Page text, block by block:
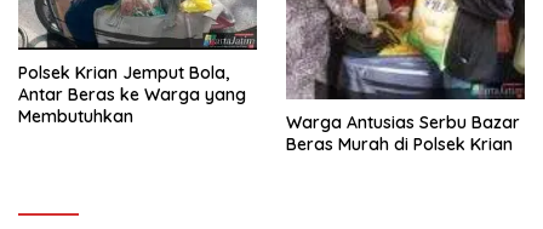
Polsek Krian Jemput Bola,
Antar Beras ke Warga yang
Membutuhkan
Warga Antusias Serbu Bazar
Beras Murah di Polsek Krian